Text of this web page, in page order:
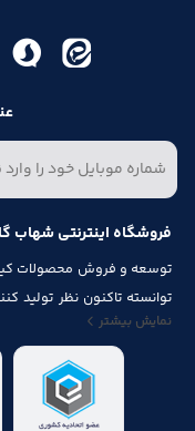
فروشگاه اینترنتی شهاب
توسعه و فروش محصولات
توانسته تاکنون نظر
مرتبط با درب و پنجره باشد از
چرخ ، پیچ ، ریل ، پایه
نمایش بیشتر